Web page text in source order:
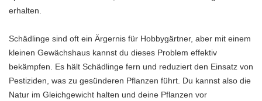
erhalten.
Schädlinge sind oft ein Ärgernis für Hobbygärtner, aber mit einem
kleinen Gewächshaus kannst du dieses Problem effektiv
bekämpfen. Es hält Schädlinge fern und reduziert den Einsatz von
Pestiziden, was zu gesünderen Pflanzen führt. Du kannst also die
Natur im Gleichgewicht halten und deine Pflanzen vor